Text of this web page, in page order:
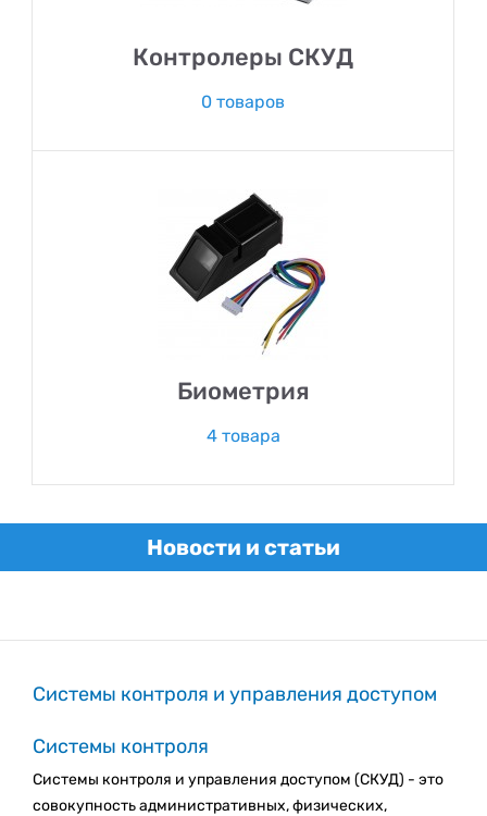
Контролеры СКУД
0 товаров
Биометрия
4 товара
Новости и статьи
Системы контроля и управления доступом
Системы контроля
Системы контроля и управления доступом (СКУД) - это
совокупность административных, физических,